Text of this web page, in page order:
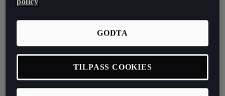
kundene våre. Derfor er vi stolte av å introdusere DEFA Power - en
avansert og intuitiv vegglader for hjemmebruk som tar lading av din
elektriske CUPRA til neste nivå.
Opptil 22kW ladeeffekt*
6 meter ladekabel - tåler ekstreme forhold
GODTA
TILPASS COOKIES